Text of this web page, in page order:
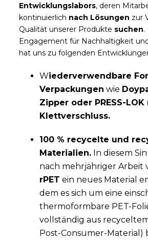
Entwicklungslabors, deren
kontinuierlich nach Lösungen zur
Qualität unserer Produkte suchen.
Engagement für Nachhaltigkeit
hat uns zu folgenden
Wiederverwendbare
Verpackungen wie
Zipper oder PRESS-
Klettverschluss.
100 % recycelte und
Materialien. In diesem
nach mehrjähriger Arbeit
rPET ein neues Material
dem es sich um eine
thermoformbare PET-
vollständig aus
Post-Consumer-Material)